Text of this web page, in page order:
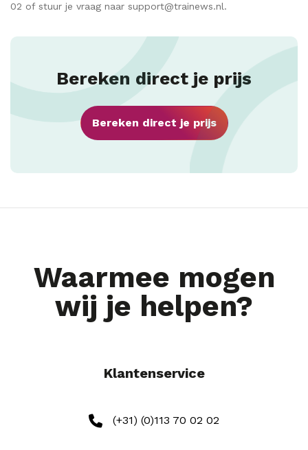
02 of stuur je vraag naar support@trainews.nl.
Bereken direct je prijs
Bereken direct je prijs
Waarmee mogen
wij je helpen?
Klantenservice
(+31) (0)113 70 02 02